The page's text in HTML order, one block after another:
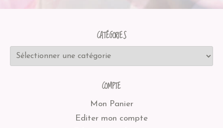
CATÉGORIES
COMPTE
Mon Panier
Editer mon compte